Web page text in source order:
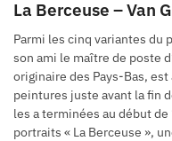
La Berceuse – Van
Parmi les cinq variantes du
son ami le maître de poste
originaire des Pays-Bas,
peintures juste avant la fin
les a terminées au début de
portraits « La Berceuse »,